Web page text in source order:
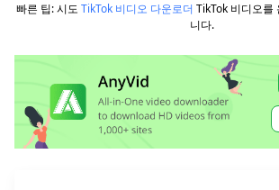
빠른 팁: 시도 TikTok 비디오 다운로더 TikTok 비디오를
니다.